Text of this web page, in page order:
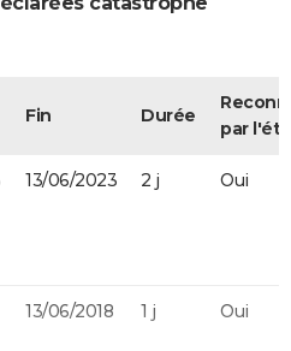
Fin Durée
par
13/06/2023 2 j Oui
13/06/2018 1 j Oui